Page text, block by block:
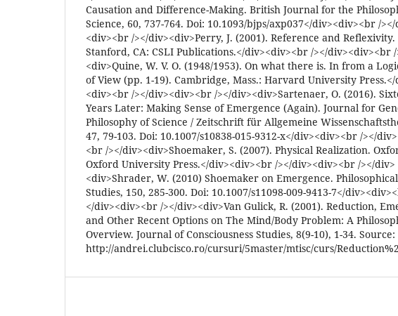
Causation and Difference-Making. British Journal for the
Science, 60, 737-764. Doi: 10.1093/bjps/axp037</div><div><br /
<div><br /></div><div>Perry, J. (2001). Reference and Reflexivity.
Stanford, CA: CSLI Publications.</div><div><br /></div><div><br
<div>Quine, W. V. O. (1948/1953). On what there is. In from a
of View (pp. 1-19). Cambridge, Mass.: Harvard University Press.</
<div><br /></div><div><br /></div><div>Sartenaer, O. (2016).
Years Later: Making Sense of Emergence (Again). Journal for
Philosophy of Science / Zeitschrift für Allgemeine
47, 79-103. Doi: 10.1007/s10838-015-9312-x</div><div><br /></
<br /></div><div>Shoemaker, S. (2007). Physical Realization.
Oxford University Press.</div><div><br /></div><div><br /></div>
<div>Shrader, W. (2010) Shoemaker on Emergence. Philosophical
Studies, 150, 285-300. Doi: 10.1007/s11098-009-9413-7</
</div><div><br /></div><div>Van Gulick, R. (2001). Reduction,
and Other Recent Options on The Mind/Body Problem: A
Overview. Journal of Consciousness Studies, 8(9-10), 1-34. Source:
http://andrei.clubcisco.ro/cursuri/5master/mtisc/curs/